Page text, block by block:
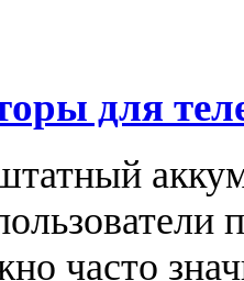
для
часто